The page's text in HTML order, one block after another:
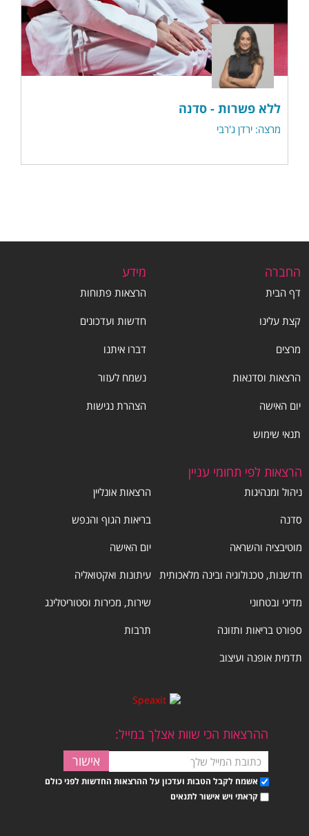
ללא פשרות - סדנה
מרצה: ירדן ג'רבי
החברה
דף הבית
קצת עלינו
מרצים
הרצאות וסדנאות
יום האישה
תנאי שימוש
מידע
הרצאות פתוחות
חדשות ועדכונים
דברו איתנו
נשמח לעזור
הצהרת נגישות
הרצאות לפי תחומי עניין
ניהול ומנהיגות
הרצאות אונליין
סדנה
בריאות הגוף והנפש
מוטיבציה והשראה
יום האישה
חדשנות, טכנולוגיה ובינה מלאכותית עיתונות ואקטואליה
מדיני ובטחוני
שירות, מכירות וסטוריטלינג
ספורט בריאות ותזונה
תרבות
תדמית אופנה ועיצוב
ההרצאות הכי שוות אצלך במייל:
אשמח לקבל הטבות ועדכון על ההרצאות החדשות לפני כולם
קראתי ויש אישור לתנאים